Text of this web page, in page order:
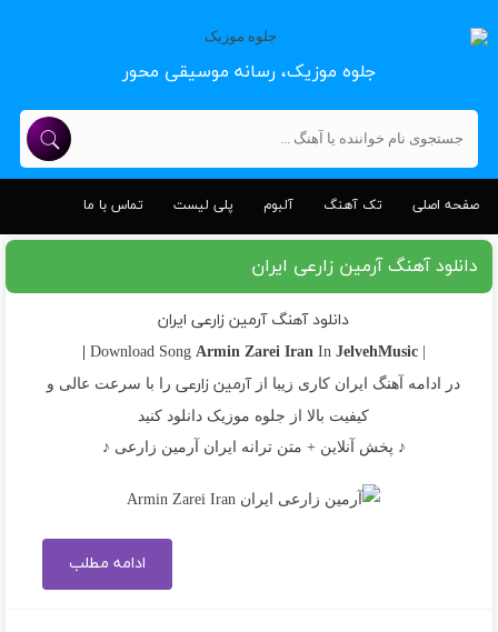
جلوه موزیک، رسانه موسیقی محور
صفحه اصلی تک آهنگ آلبوم پلی لیست تماس با ما
دانلود آهنگ آرمین زارعی ایران
دانلود آهنگ آرمین زارعی ایران
| Download Song
Armin Zarei IranIn JelvehMusic |
در ادامه آهنگ ایران کاری زیبا ازآرمین زارعیرا با سرعت عالی و
کیفیت بالا از جلوه موزیک دانلود کنید
♪ پخش آنلاین + متن ترانه ایران آرمین زارعی ♪
ادامه مطلب